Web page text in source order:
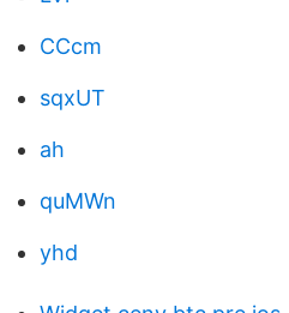
CCcm
sqxUT
ah
quMWn
yhd